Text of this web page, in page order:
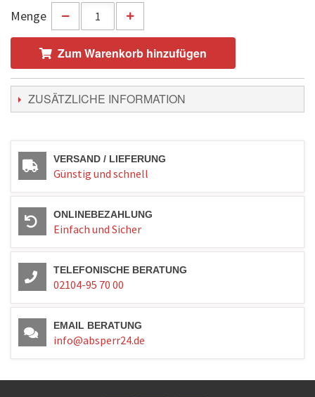
Menge
Zum Warenkorb hinzufügen
ZUSÄTZLICHE INFORMATION
VERSAND / LIEFERUNG
Günstig und schnell
ONLINEBEZAHLUNG
Einfach und Sicher
TELEFONISCHE BERATUNG
02104-95 70 00
EMAIL BERATUNG
info@absperr24.de